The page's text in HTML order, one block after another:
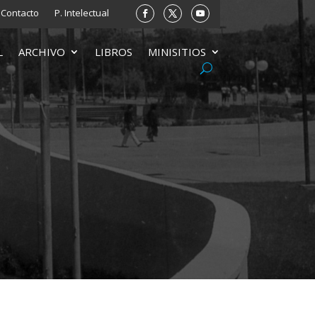
Contacto P. Intelectual
ARCHIVO LIBROS MINISITIOS